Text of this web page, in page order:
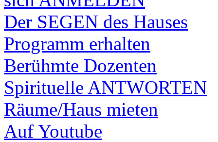
Der SEGEN des Hauses
Programm erhalten
Berühmte Dozenten
Spirituelle ANTWORTEN
Räume/Haus mieten
Auf Youtube